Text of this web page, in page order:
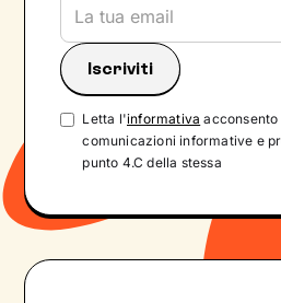
Letta l'informativa
comunicazioni informative e
punto 4.C della stessa